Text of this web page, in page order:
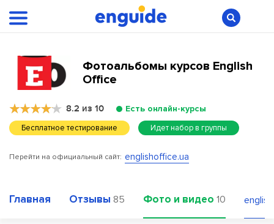
Фотоальбомы курсов English
Office
8.2 из 10 Есть онлайн-курсы
Бесплатное тестирование Идет набор в группы
Перейти на официальный сайт: englishoffice.ua
Главная Отзывы 85 Фото и видео 10